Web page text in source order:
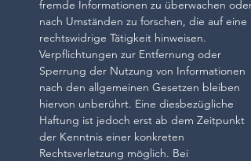
fremde Informationen zu überwachen oder
nach Umständen zu forschen, die auf eine
rechtswidrige Tätigkeit hinweisen.
Verpflichtungen zur Entfernung oder
Sperrung der Nutzung von Informationen
nach den allgemeinen Gesetzen bleiben
hiervon unberührt. Eine diesbezügliche
Haftung ist jedoch erst ab dem Zeitpunkt
der Kenntnis einer konkreten
Rechtsverletzung möglich. Bei